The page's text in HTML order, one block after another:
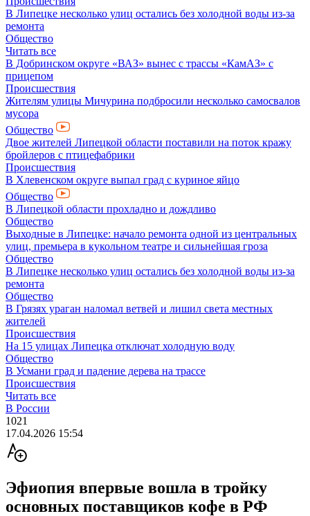
В Липецке несколько улиц остались без холодной воды из-за
ремонта
Общество
Читать все
В Добринском округе «ВАЗ» вынес с трассы «КамАЗ» с
прицепом
Происшествия
Жителям улицы Мичурина подбросили несколько самосвалов
мусора
Общество
Двое жителей Липецкой области поставили на поток кражу
бройлеров с птицефабрики
Происшествия
В Хлевенском округе выпал град с куриное яйцо
Общество
В Липецкой области прохладно и дождливо
Общество
Выходные в Липецке: начало ремонта одной из центральных
улиц, премьера в кукольном театре и сильнейшая гроза
Общество
В Липецке несколько улиц остались без холодной воды из-за
ремонта
Общество
В Грязях ураган наломал ветвей и лишил света местных
жителей
Происшествия
На 15 улицах Липецка отключат холодную воду
Общество
В Усмани град и падение дерева на трассе
Происшествия
Читать все
В России
1021
17.04.2026 15:54
Эфиопия впервые вошла в тройку
основных поставщиков кофе в РФ